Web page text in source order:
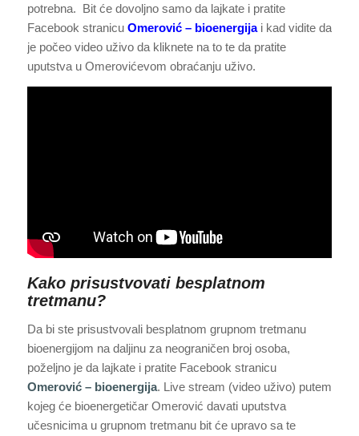
potrebna. Bit će dovoljno samo da lajkate i pratite
Facebook stranicu Omerović – bioenergijai kad vidite da
je počeo video uživo da kliknete na to te da pratite
uputstva u Omerovićevom obraćanju uživo.
Kako prisustvovati besplatnom
tretmanu?
Da bi ste prisustvovali besplatnom grupnom tretmanu
bioenergijom na daljinu za neograničen broj osoba,
poželjno je da lajkate i pratite Facebook stranicu
Omerović – bioenergija. Live stream (video uživo) putem
kojeg će bioenergetičar Omerović davati uputstva
učesnicima u grupnom tretmanu bit će upravo sa te